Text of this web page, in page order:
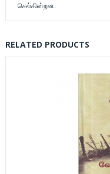
செல்கின்றன.
RELATED PRODUCTS